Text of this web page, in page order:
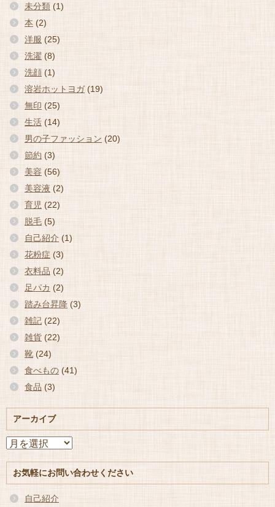
未分類 (1)
本 (2)
洋服 (25)
洗濯 (8)
洗顔 (1)
溶岩ホットヨガ(19)
無印 (25)
生活 (14)
男の子ファッション (20)
節約 (3)
美容 (56)
美容液 (2)
育児 (22)
脱毛 (5)
自己紹介 (1)
花粉症 (3)
衣料品 (2)
足パカ (2)
踏み台昇降 (3)
雑記 (22)
雑貨 (22)
靴 (24)
食べもの (41)
食品 (3)
アーカイブ
ア
イ
ブ
お気軽にお問い合わせください
自己紹介